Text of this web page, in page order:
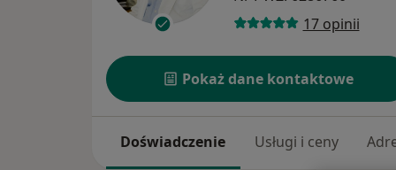
17 opinii
Pokaż dane kontaktowe
Doświadczenie Usługi i ceny